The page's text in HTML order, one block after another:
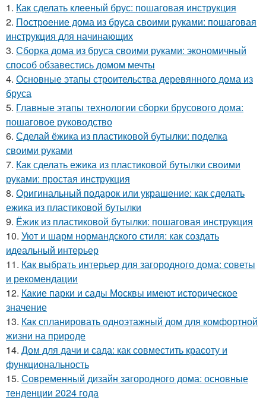
1. Как сделать клееный брус: пошаговая инструкция
2. Построение дома из бруса своими руками: пошаговая
инструкция для начинающих
3. Сборка дома из бруса своими руками: экономичный
способ обзавестись домом мечты
4. Основные этапы строительства деревянного дома из
бруса
5. Главные этапы технологии сборки брусового дома:
пошаговое руководство
6. Сделай ёжика из пластиковой бутылки: поделка
своими руками
7. Как сделать ежика из пластиковой бутылки своими
руками: простая инструкция
8. Оригинальный подарок или украшение: как сделать
ежика из пластиковой бутылки
9. Ёжик из пластиковой бутылки: пошаговая инструкция
10. Уют и шарм нормандского стиля: как создать
идеальный интерьер
11. Как выбрать интерьер для загородного дома: советы
и рекомендации
12. Какие парки и сады Москвы имеют историческое
значение
13. Как спланировать одноэтажный дом для комфортной
жизни на природе
14. Дом для дачи и сада: как совместить красоту и
функциональность
15. Современный дизайн загородного дома: основные
тенденции 2024 года